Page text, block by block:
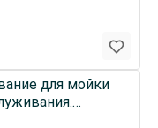
для мойки